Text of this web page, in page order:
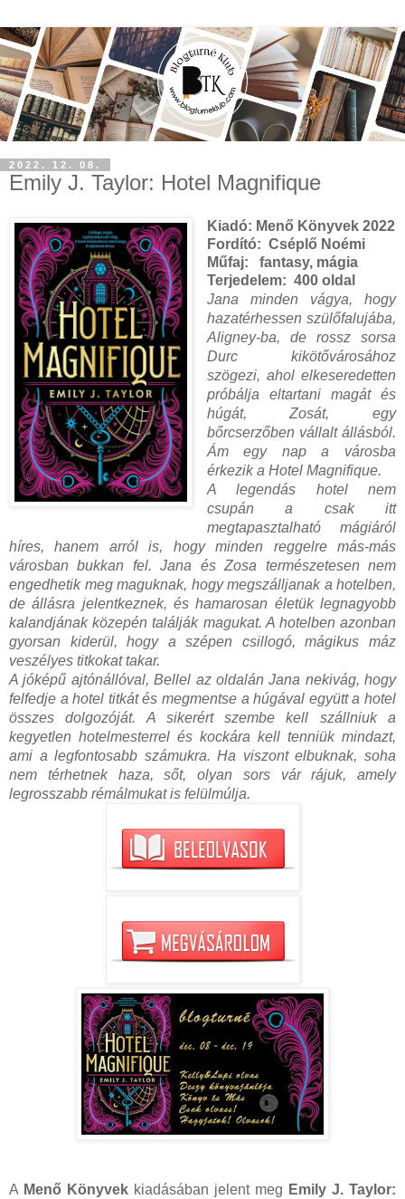
2022. 12. 08.
Emily J. Taylor: Hotel Magnifique
Kiadó: Menő Könyvek 2022
Fordító: Cséplő Noémi
Műfaj: fantasy, mágia
Terjedelem: 400 oldal
Jana ​minden vágya, hogy
hazatérhessen szülőfalujába,
Aligney-ba, de rossz sorsa
Durc kikötővárosához
szögezi, ahol elkeseredetten
próbálja eltartani magát és
húgát, Zosát, egy
bőrcserzőben vállalt állásból.
Ám egy nap a városba
érkezik a Hotel Magnifique.
A legendás hotel nem
csupán a csak itt
megtapasztalható mágiáról
híres, hanem arról is, hogy minden reggelre más-más
városban bukkan fel. Jana és Zosa természetesen nem
engedhetik meg maguknak, hogy megszálljanak a hotelben,
de állásra jelentkeznek, és hamarosan életük legnagyobb
kalandjának közepén találják magukat. A hotelben azonban
gyorsan kiderül, hogy a szépen csillogó, mágikus máz
veszélyes titkokat takar.
A jóképű ajtónállóval, Bellel az oldalán Jana nekivág, hogy
felfedje a hotel titkát és megmentse a húgával együtt a hotel
összes dolgozóját. A sikerért szembe kell szállniuk a
kegyetlen hotelmesterrel és kockára kell tenniük mindazt,
ami a legfontosabb számukra. Ha viszont elbuknak, soha
nem térhetnek haza, sőt, olyan sors vár rájuk, amely
legrosszabb rémálmukat is felülmúlja.
A Menő Könyvek kiadásában jelent meg Emily J. Taylor: